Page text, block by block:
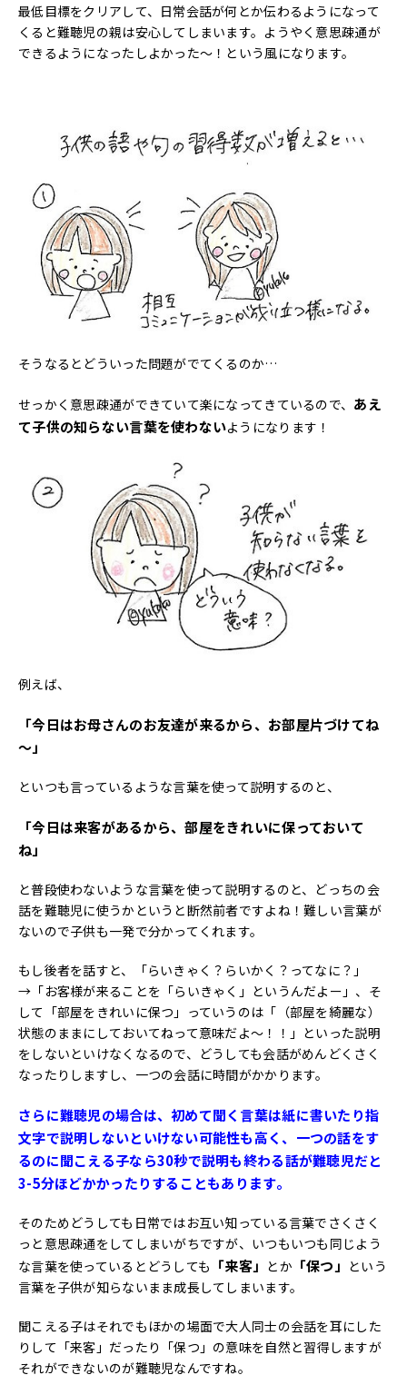
最低目標をクリアして、日常会話が何とか伝わるようになって
くると難聴児の親は安心してしまいます。ようやく意思疎通が
できるようになったしよかった～！という風になります。
そうなるとどういった問題がでてくるのか…
せっかく意思疎通ができていて楽になってきているので、 あえ
て子供の知らない言葉を使わないようになります！
例えば、
「今日はお母さんのお友達が来るから、お部屋片づけてね
～」
といつも言っているような言葉を使って説明するのと、
「今日は来客があるから、部屋をきれいに保っておいて
ね」
と普段使わないような言葉を使って説明するのと、どっちの会
話を難聴児に使うかというと断然前者ですよね！難しい言葉が
ないので子供も一発で分かってくれます。
もし後者を話すと、「らいきゃく？らいかく？ってなに？」
→「お客様が来ることを「らいきゃく」というんだよー」、そ
して「部屋をきれいに保つ」っていうのは「（部屋を綺麗な）
状態のままにしておいてねって意味だよ～！！」といった説明
をしないといけなくなるので、どうしても会話がめんどくさく
なったりしますし、一つの会話に時間がかかります。
さらに難聴児の場合は、初めて聞く言葉は紙に書いたり指
文字で説明しないといけない可能性も高く、一つの話をす
るのに聞こえる子なら30秒で説明も終わる話が難聴児だと
3-5分ほどかかったりすることもあります。
そのためどうしても日常ではお互い知っている言葉でさくさく
っと意思疎通をしてしまいがちですが、いつもいつも同じよう
な言葉を使っているとどうしても 「来客」 とか 「保つ」 という
言葉を子供が知らないまま成長してしまいます。
聞こえる子はそれでもほかの場面で大人同士の会話を耳にした
りして「来客」だったり「保つ」の意味を自然と習得しますが
それができないのが難聴児なんですね。